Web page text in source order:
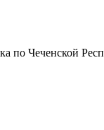
по Чеченской